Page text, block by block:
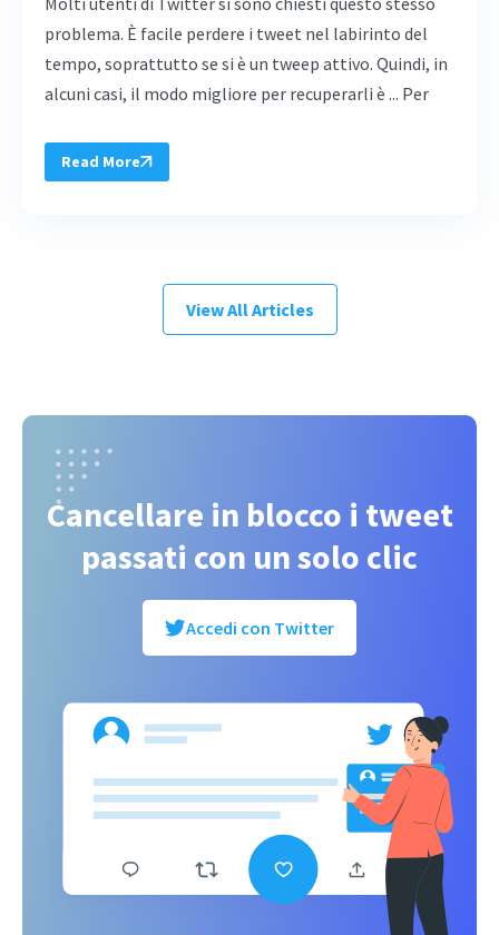
problema. È facile perdere i tweet nel labirinto del
tempo, soprattutto se si è un tweep attivo. Quindi, in
alcuni casi, il modo migliore per recuperarli è ... Per
Read More
View All Articles
Cancellare in blocco i tweet
passati con un solo clic
Accedi con Twitter